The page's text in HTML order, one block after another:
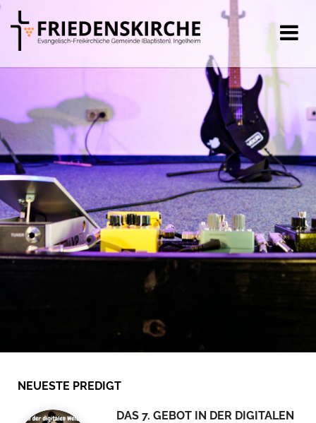
NEUESTE PREDIGT
DAS 7. GEBOT IN DER DIGITALEN